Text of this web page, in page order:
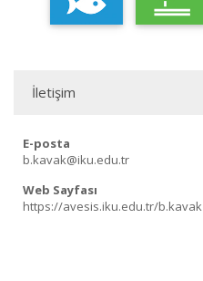
İletişim
E-posta
b.kavak@iku.edu.tr
Web Sayfası
https://avesis.iku.edu.tr/b.kavak